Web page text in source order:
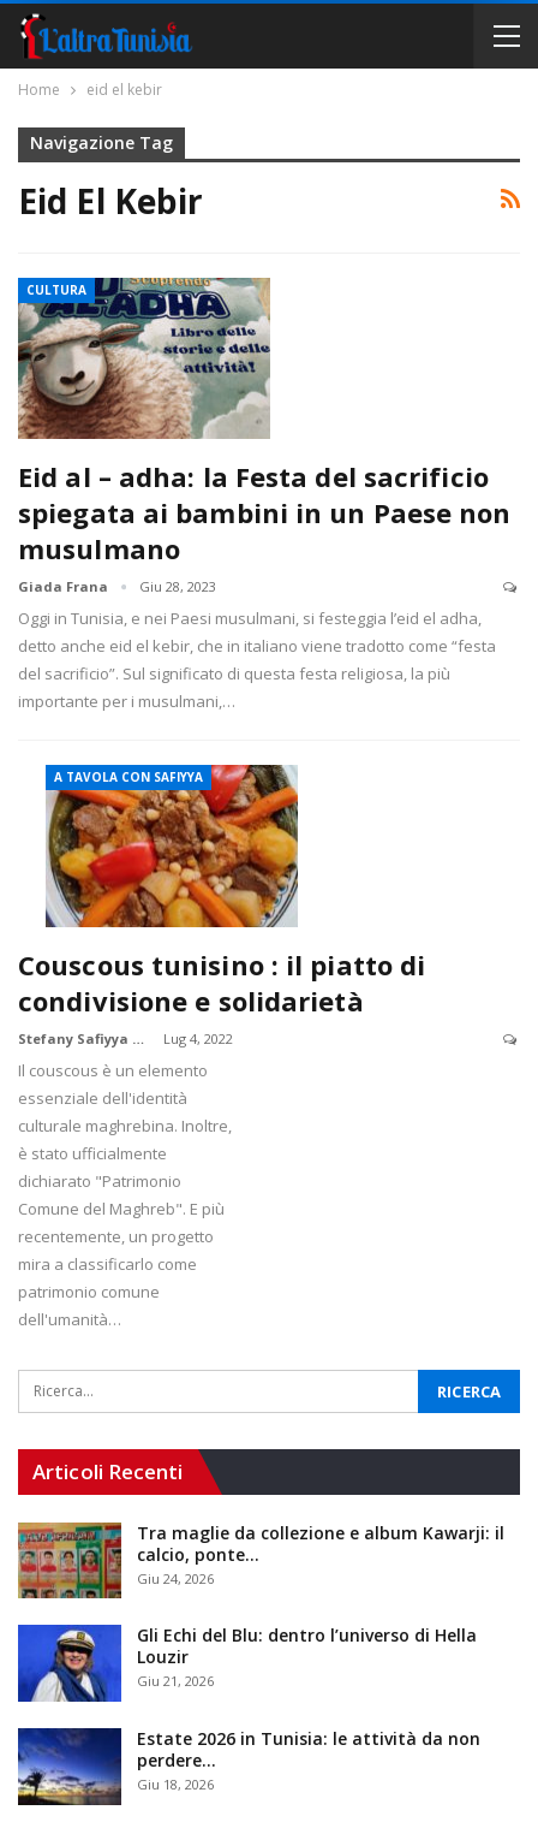
Home eid el kebir
Navigazione Tag
Eid El Kebir
CULTURA
Eid al – adha: la Festa del sacrificio
spiegata ai bambini in un Paese non
musulmano
Giada Frana Giu 28, 2023
Oggi in Tunisia, e nei Paesi musulmani, si festeggia l’eid el adha,
detto anche eid el kebir, che in italiano viene tradotto come “festa
del sacrificio”. Sul significato di questa festa religiosa, la più
importante per i musulmani,…
A TAVOLA CON SAFIYYA
Couscous tunisino : il piatto di
condivisione e solidarietà
Stefany Safiyya Borile Lug 4, 2022
Il couscous è un elemento
essenziale dell'identità
culturale maghrebina. Inoltre,
è stato ufficialmente
dichiarato "Patrimonio
Comune del Maghreb". E più
recentemente, un progetto
mira a classificarlo come
patrimonio comune
dell'umanità…
Articoli Recenti
Tra maglie da collezione e album Kawarji: il
calcio, ponte…
Giu 24, 2026
Gli Echi del Blu: dentro l’universo di Hella
Louzir
Giu 21, 2026
Estate 2026 in Tunisia: le attività da non
perdere…
Giu 18, 2026